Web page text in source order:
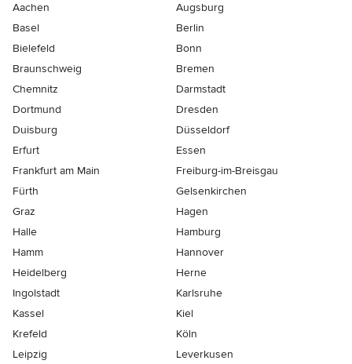
Aachen
Augsburg
Basel
Berlin
Bielefeld
Bonn
Braunschweig
Bremen
Chemnitz
Darmstadt
Dortmund
Dresden
Duisburg
Düsseldorf
Erfurt
Essen
Frankfurt am Main
Freiburg-im-Breisgau
Fürth
Gelsenkirchen
Graz
Hagen
Halle
Hamburg
Hamm
Hannover
Heidelberg
Herne
Ingolstadt
Karlsruhe
Kassel
Kiel
Krefeld
Köln
Leipzig
Leverkusen